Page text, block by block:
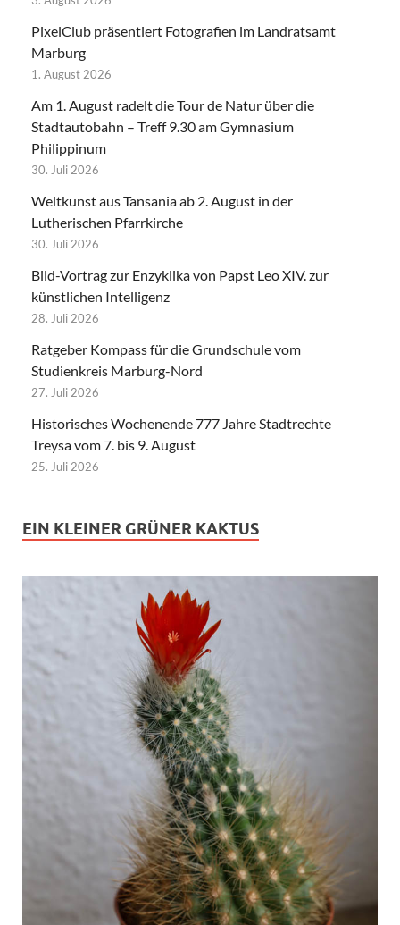
PixelClub präsentiert Fotografien im Landratsamt
Marburg
1. August 2026
Am 1. August radelt die Tour de Natur über die
Stadtautobahn – Treff 9.30 am Gymnasium
Philippinum
30. Juli 2026
Weltkunst aus Tansania ab 2. August in der
Lutherischen Pfarrkirche
30. Juli 2026
Bild-Vortrag zur Enzyklika von Papst Leo XIV. zur
künstlichen Intelligenz
28. Juli 2026
Ratgeber Kompass für die Grundschule vom
Studienkreis Marburg-Nord
27. Juli 2026
Historisches Wochenende 777 Jahre Stadtrechte
Treysa vom 7. bis 9. August
25. Juli 2026
EIN KLEINER GRÜNER KAKTUS